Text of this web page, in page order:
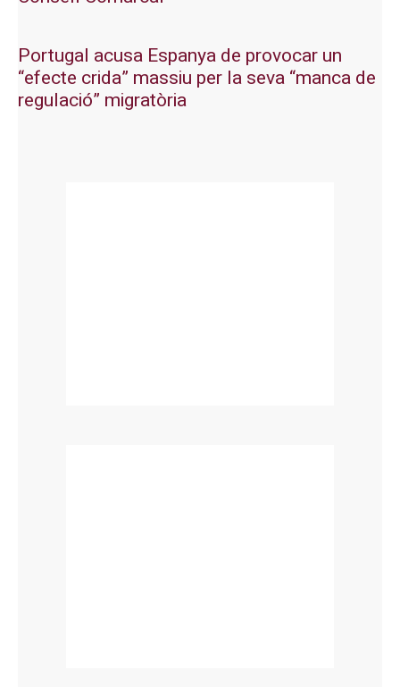
Portugal acusa Espanya de provocar un
“efecte crida” massiu per la seva “manca de
regulació” migratòria